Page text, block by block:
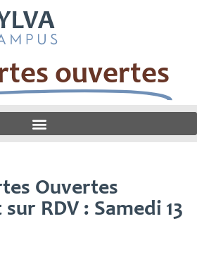
ouvertes
Ouvertes
RDV : Samedi 13